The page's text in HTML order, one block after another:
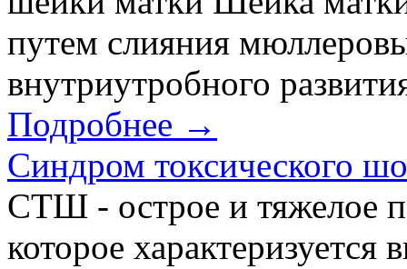
путем слияния
внутриутробного
Подробнее →
Синдром токсического
СТШ - острое и тяжелое
которое